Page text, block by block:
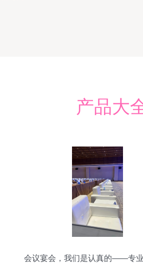
产品大
会议宴会，我们是认真的——专